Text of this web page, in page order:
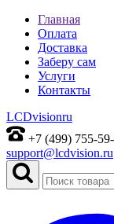
Главная
Оплата
Доставка
Заберу сам
Услуги
Контакты
LCDvisionru
+7 (499) 755-
support@lcdvision.ru